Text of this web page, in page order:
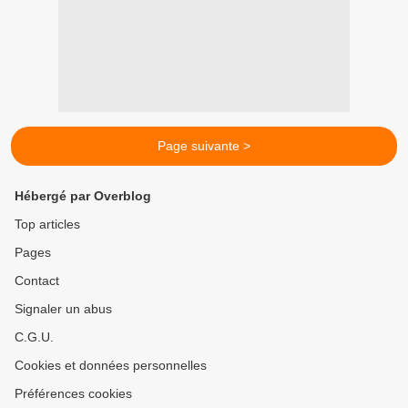
Page suivante >
Hébergé par Overblog
Top articles
Pages
Contact
Signaler un abus
C.G.U.
Cookies et données personnelles
Préférences cookies